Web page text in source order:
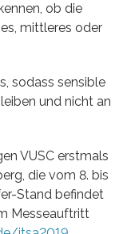
ob die
mittleres oder
sodass sensible
und nicht an
VUSC erstmals
die vom 8. bis
Stand befindet
Messeauftritt